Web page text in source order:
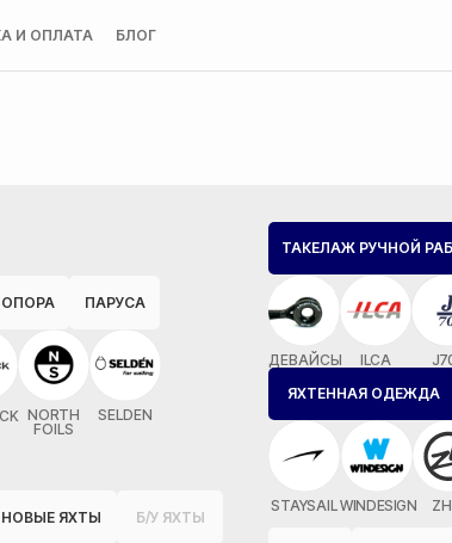
И ОПЛАТА БЛОГ
ПАРУСА
NORTH
FOILS
SELDEN
НОВЫЕ ЯХТЫ Б/У ЯХТЫ
ТАКЕЛАЖ РУЧНОЙ
ДЕВАЙСЫ ILCA
ЯХТЕННАЯ ОДЕЖДА
STAYSAILWINDESIGN